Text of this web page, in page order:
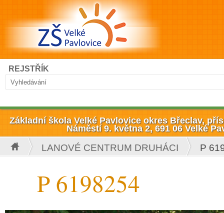
Přejít k hlavnímu obsahu
Vyhledávání
Hledat
REJSTŘÍK
Základní škola Velké Pavlovice okres Břeclav,
Náměstí 9. května 2, 691 06 Velké
Jste zde
LANOVÉ CENTRUM DRUHÁCI P
P 6198254